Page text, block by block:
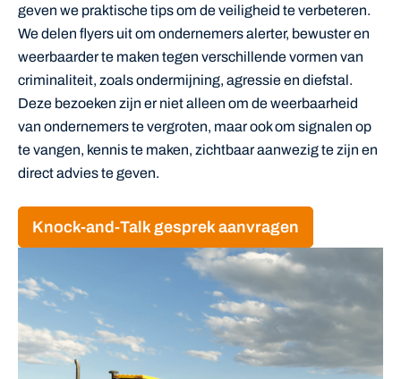
geven we praktische tips om de veiligheid te verbeteren.
We delen flyers uit om ondernemers alerter, bewuster en
weerbaarder te maken tegen verschillende vormen van
criminaliteit, zoals ondermijning, agressie en diefstal.
Deze bezoeken zijn er niet alleen om de weerbaarheid
van ondernemers te vergroten, maar ook om signalen op
te vangen, kennis te maken, zichtbaar aanwezig te zijn en
direct advies te geven.
Knock-and-Talk gesprek aanvragen